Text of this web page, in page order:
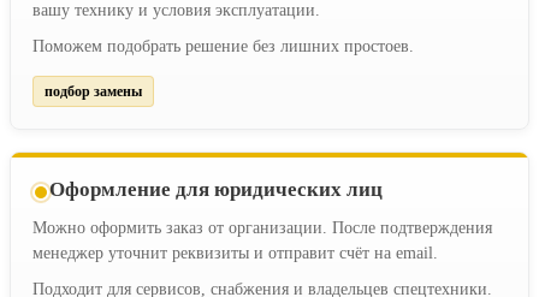
вашу технику и условия эксплуатации.
Поможем подобрать решение без лишних простоев.
подбор замены
Оформление для юридических лиц
Можно оформить заказ от организации. После подтверждения
менеджер уточнит реквизиты и отправит счёт на email.
Подходит для сервисов, снабжения и владельцев спецтехники.